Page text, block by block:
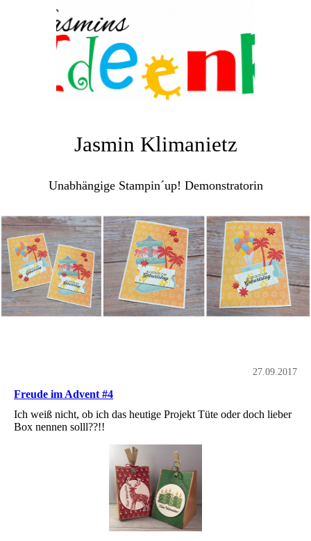
Jasmin Klimanietz
Unabhängige Stampin´up! Demonstratorin
27.09.2017
Freude im Advent #4
Ich weiß nicht, ob ich das heutige Projekt Tüte oder doch lieber
Box nennen solll??!!